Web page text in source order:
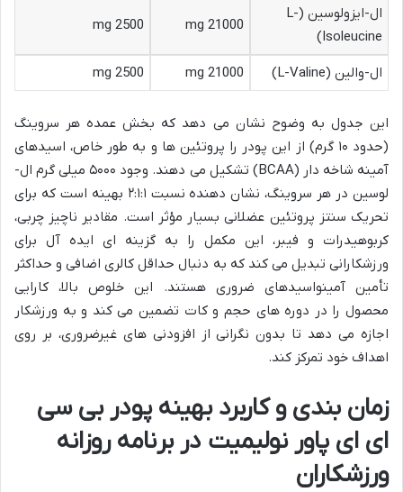
ال-ایزولوسین (L-
Isoleucine)
21000 mg
2500 mg
ال-والین (L-Valine) 21000 mg
2500 mg
این جدول به وضوح نشان می دهد که بخش عمده هر سروینگ
(حدود ۱۰ گرم) از این پودر را پروتئین ها و به طور خاص، اسیدهای
آمینه شاخه دار (BCAA) تشکیل می دهند. وجود ۵۰۰۰ میلی گرم ال-
لوسین در هر سروینگ، نشان دهنده نسبت ۲:۱:۱ بهینه است که برای
تحریک سنتز پروتئین عضلانی بسیار مؤثر است. مقادیر ناچیز چربی،
کربوهیدرات و فیبر، این مکمل را به گزینه ای ایده آل برای
ورزشکارانی تبدیل می کند که به دنبال حداقل کالری اضافی و حداکثر
تأمین آمینواسیدهای ضروری هستند. این خلوص بالا، کارایی
محصول را در دوره های حجم و کات تضمین می کند و به ورزشکار
اجازه می دهد تا بدون نگرانی از افزودنی های غیرضروری، بر روی
اهداف خود تمرکز کند.
زمان بندی و کاربرد بهینه پودر بی سی
ای ای پاور نولیمیت در برنامه روزانه
ورزشکاران